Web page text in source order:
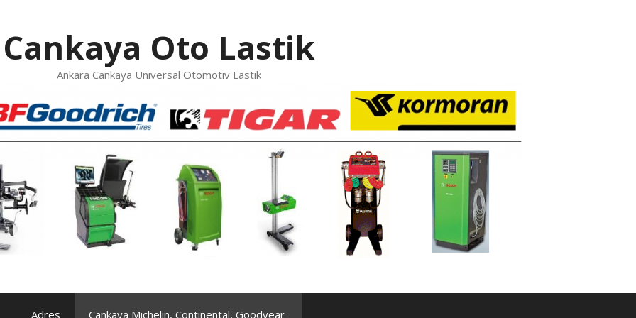
Cankaya Oto Lastik
Ankara Cankaya Universal Otomotiv Lastik
Adres Cankaya Michelin, Continental, Goodyear